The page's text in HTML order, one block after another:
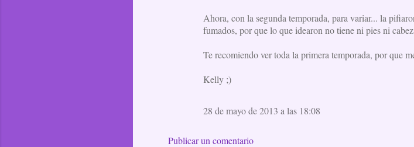
Ahora, con la segunda temporada, para variar... la
fumados, por que lo que idearon no tiene ni pies ni
Te recomiendo ver toda la primera temporada, por que
Kelly ;)
28 de mayo de 2013 a las 18:08
Publicar un comentario